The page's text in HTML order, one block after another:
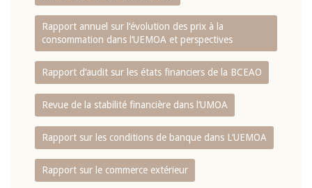
Rapport annuel sur l‘évolution des prix à la
consommation dans l‘UEMOA et perspectives
Rapport d‘audit sur les états financiers de la BCEAO
Revue de la stabilité financière dans l‘UMOA
Rapport sur les conditions de banque dans L‘UEMOA
Rapport sur le commerce extérieur